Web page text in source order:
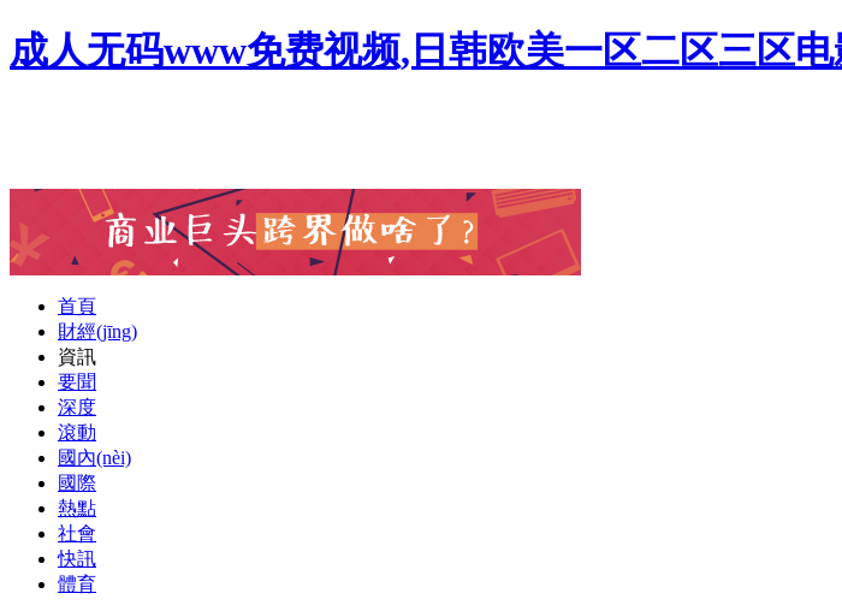
成人无码www免费视频,日韩欧美一区二区三区
首頁
財經(jīng)
資訊
要聞
深度
滾動
國內(nèi)
國際
熱點
社會
快訊
體育